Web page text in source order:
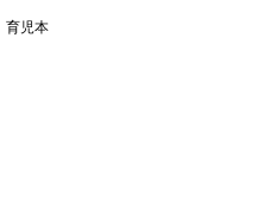
育児本